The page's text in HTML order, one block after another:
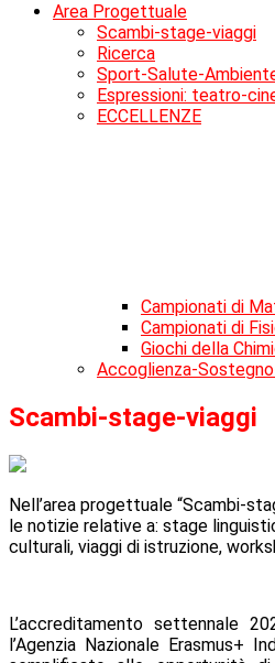
Area Progettuale
Scambi-stage-viaggi
Ricerca
Sport-Salute-
Espressioni: teatro-
ECCELLENZE
Campionati di
Campionati di
Giochi della
Accoglienza-
Scambi-stage-viaggi
Nell’area progettuale “Scambi-
le notizie relative a: stage
culturali, viaggi di istruzione,
L’accreditamento settennale
l’Agenzia Nazionale Erasmus+